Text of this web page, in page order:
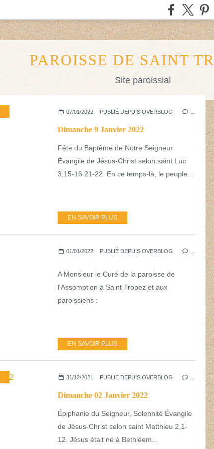
PAROISSE DE SAINT
Site paroissial
07/01/2022 PUBLIÉ DEPUIS OVERBLOG
Dimanche 9 Janvier 2022
Fête du Baptême de Notre Seigneur.
Évangile de Jésus-Christ selon saint Luc
3,15-16.21-22. En ce temps-là, le peuple...
EN SAVOIR PLUS
01/01/2022 PUBLIÉ DEPUIS OVERBLOG
A Monsieur le Curé de la paroisse de
l'Assomption à Saint Tropez et aux
paroissiens :
EN SAVOIR PLUS
31/12/2021 PUBLIÉ DEPUIS OVERBLOG
Dimanche 02 Janvier 2022
Épiphanie du Seigneur, Solennité Évangile
de Jésus-Christ selon saint Matthieu 2,1-
12. Jésus était né à Bethléem...